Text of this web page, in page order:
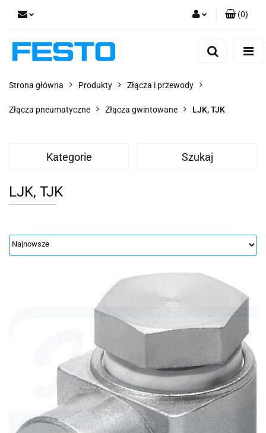
Dodaj zgłoszenie
(0)
Strona główna Produkty Złącza i przewody
Złącza pneumatyczne Złącza gwintowane LJK, TJK
Kategorie Szukaj
LJK, TJK